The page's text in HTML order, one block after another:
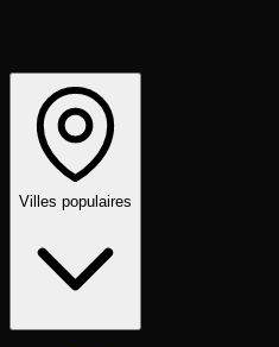
Villes populaires